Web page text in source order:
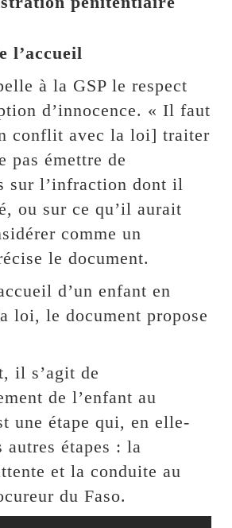
l’accueil
à la GSP le respect
d’innocence. « Il faut
conflit avec la loi] traiter
pas émettre de
sur l’infraction dont il
ou sur ce qu’il aurait
comme un
le document.
d’un enfant en
loi, le document propose
il s’agit de
de l’enfant au
une étape qui, en elle-
autres étapes : la
et la conduite au
du Faso.